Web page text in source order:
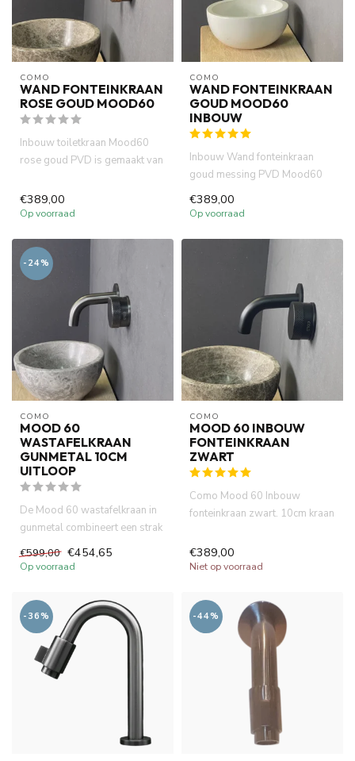
COMO
WAND FONTEINKRAAN
ROSE GOUD MOOD60
Inbouw toiletkraan Mood60
rose goud PVD is gemaakt van
€389,00
Op voorraad
COMO
WAND FONTEINKRAAN
GOUD MOOD60
INBOUW
Inbouw Wand fonteinkraan
goud messing PVD Mood60
met 10cm of 15 cm uitloop
gebog...
€389,00
Op voorraad
-24%
COMO
MOOD 60
WASTAFELKRAAN
GUNMETAL 10CM
UITLOOP
De Mood 60 wastafelkraan in
gunmetal combineert een strak
design met functionele...
€599,00 €454,65
Op voorraad
COMO
MOOD 60 INBOUW
FONTEINKRAAN
ZWART
Como Mood 60 Inbouw
fonteinkraan zwart. 10cm kraan
€389,00
Niet op voorraad
-36% -44%